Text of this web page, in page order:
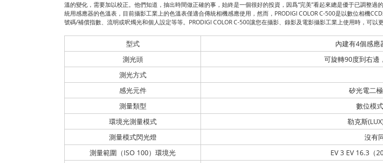
溫的變化，需要加以校正。他們知道，抽出時間做正確的事，始終是一個很好的投資，因爲“完美”看起來總是優于已調整過
統用感應器的色溫表，目前攝影工業上的色溫表僅適合傳統相機感應使用，然而，PRODIGI COLOR C-500是以數位相機
號碼/補償指數、流明或呎燭光和個人設定等等。PRODIGI COLOR C-500讓您在攝影、錄影及電影攝影工業上使用時，可以
型式
內建有4個感應
測光頭
可旋轉90度到右邊
測光方式
感光元件
矽光電二
測量類型
數位模
環境光測量模式
勒克斯
測量模式閃光燈
沒有
測量範圍（ISO 100）環境光
EV 3 EV 16.3（